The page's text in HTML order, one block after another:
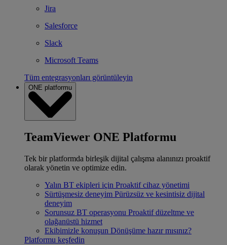
Jira
Salesforce
Slack
Microsoft Teams
Tüm entegrasyonları görüntüleyin
ONE platformu
TeamViewer ONE Platformu
Tek bir platformda birleşik dijital çalışma alanınızı proaktif
olarak yönetin ve optimize edin.
Yalın BT ekipleri için Proaktif cihaz yönetimi
Sürtüşmesiz deneyim Pürüzsüz ve kesintisiz dijital
deneyim
Sorunsuz BT operasyonu Proaktif düzeltme ve
olağanüstü hizmet
Ekibimizle konuşun Dönüşüme hazır mısınız?
Platformu keşfedin